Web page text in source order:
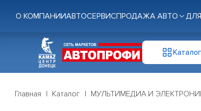
О КОМПАНИИАВТОСЕРВИСПРОДАЖА АВТО
Каталог
Главная Каталог МУЛЬТИМЕДИА И